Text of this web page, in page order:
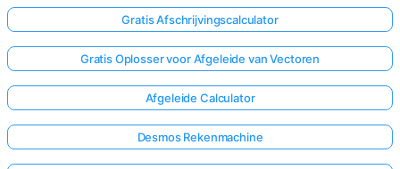
Gratis Afschrijvingscalculator
Gratis Oplosser voor Afgeleide van Vectoren
Afgeleide Calculator
Desmos Rekenmachine